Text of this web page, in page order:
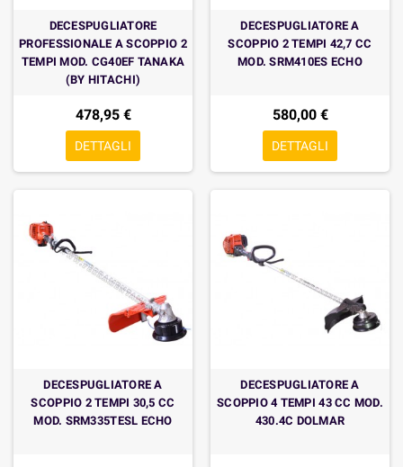
DECESPUGLIATORE
PROFESSIONALE A SCOPPIO 2
TEMPI MOD. CG40EF TANAKA
(BY HITACHI)
478,95 €
DETTAGLI
DECESPUGLIATORE A
SCOPPIO 2 TEMPI 42,7 CC
MOD. SRM410ES ECHO
580,00 €
DETTAGLI
DECESPUGLIATORE A
SCOPPIO 2 TEMPI 30,5 CC
MOD. SRM335TESL ECHO
DECESPUGLIATORE A
SCOPPIO 4 TEMPI 43 CC MOD.
430.4C DOLMAR